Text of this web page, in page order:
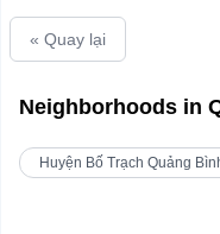
« Quay lại
Neighborhoods in
Huyện Bố Trạch Quảng